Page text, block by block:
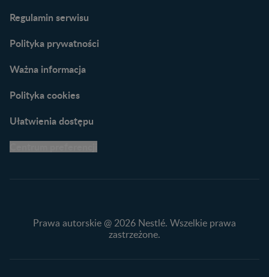
praktyczne wskazówki
Regulamin serwisu
Polityka prywatności
Ważna informacja
Polityka cookies
Ułatwienia dostępu
Prawa autorskie @ 2026 Nestlé. Wszelkie prawa
zastrzeżone.